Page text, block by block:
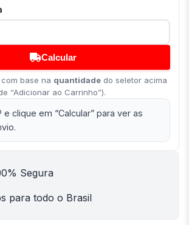
Calcular
base na quantidade do seletor acima
“Adicionar ao Carrinho”).
e clique em “Calcular” para ver as
Segura
para todo o Brasil